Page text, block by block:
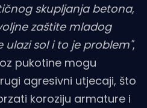
skupljanja betona,
zaštite mladog
sol i to je problem",
pukotine mogu
agresivni utjecaji, što
koroziju armature i